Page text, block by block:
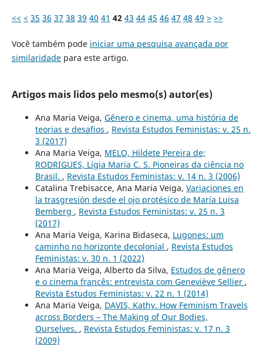
<< < 35 36 37 38 39 40 41 42 43 44 45 46 47 48 49 > >>
Você também pode iniciar uma pesquisa avançada por
similaridadepara este artigo.
Artigos mais lidos pelo mesmo(s) autor(es)
Ana Maria Veiga, Gênero e cinema, uma história de
teorias e desafios , Revista Estudos Feministas: v. 25 n.
3 (2017)
Ana Maria Veiga, MELO, Hildete Pereira de;
RODRIGUES, Lígia Maria C. S. Pioneiras da ciência no
Brasil. , Revista Estudos Feministas: v. 14 n. 3 (2006)
Catalina Trebisacce, Ana Maria Veiga, Variaciones en
la trasgresión desde el ojo protésico de María Luisa
Bemberg , Revista Estudos Feministas: v. 25 n. 3
(2017)
Ana Maria Veiga, Karina Bidaseca, Lugones: um
caminho no horizonte decolonial , Revista Estudos
Feministas: v. 30 n. 1 (2022)
Ana Maria Veiga, Alberto da Silva, Estudos de gênero
e o cinema francês: entrevista com Geneviève Sellier ,
Revista Estudos Feministas: v. 22 n. 1 (2014)
Ana Maria Veiga, DAVIS, Kathy. How Feminism Travels
across Borders – The Making of Our Bodies,
Ourselves. , Revista Estudos Feministas: v. 17 n. 3
(2009)